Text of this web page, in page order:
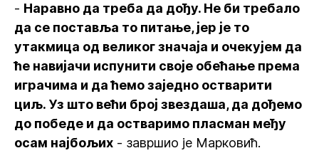
- Наравно да треба да дођу. Не би требало
да се поставља то питање, јер је то
утакмица од великог значаја и очекујем да
ће навијачи испунити своје обећање према
играчима и да ћемо заједно остварити
циљ. Уз што већи број звездаша, да дођемо
до победе и да остваримо пласман међу
осам најбољих - завршио је Марковић.